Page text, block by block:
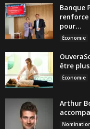
Banque
pour...
Économie
être
Économie
Arthur